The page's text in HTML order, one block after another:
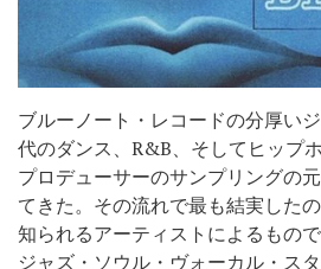
ブルーノート・レコードの分厚い
代のダンス、R&B、そしてヒップ
プロデューサーのサンプリングの
てきた。その流れで最も結実した
知られるアーティストによるもの
ジャズ・ソウル・ヴォーカル・ス